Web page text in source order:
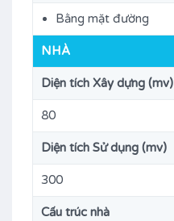
Bằng mặt đường
NHÀ
Diện tích Xây dựng (mv)
80
Diện tích Sử dụng (mv)
300
Cấu trúc nhà